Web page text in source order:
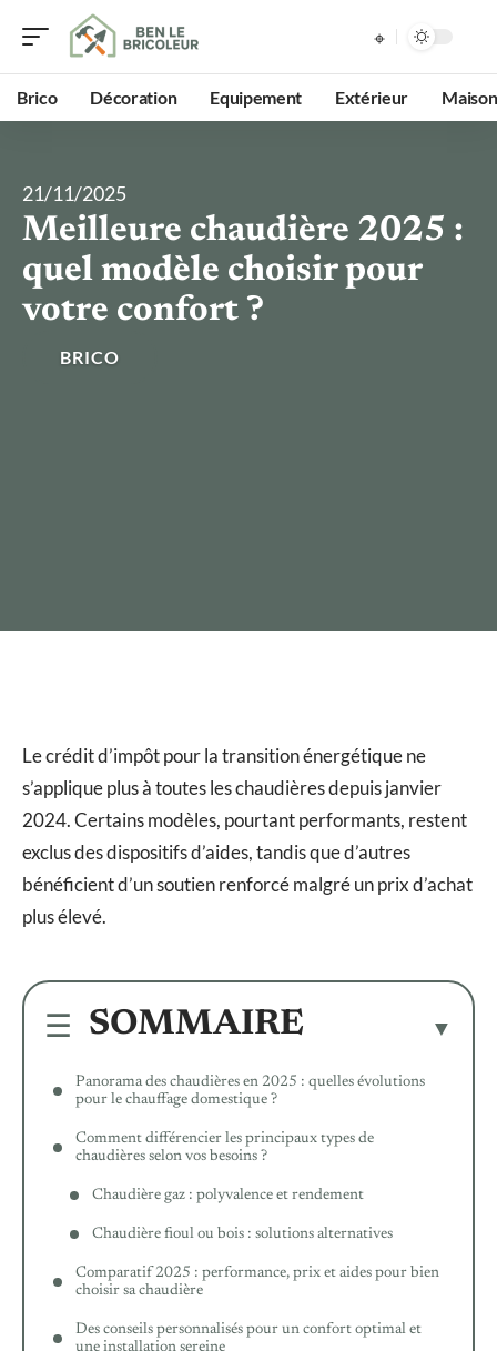
Brico Décoration Equipement Extérieur Maison
21/11/2025
Meilleure chaudière 2025 :
quel modèle choisir pour
votre confort ?
BRICO
Le crédit d’impôt pour la transition énergétique ne
s’applique plus à toutes les chaudières depuis janvier
2024. Certains modèles, pourtant performants, restent
exclus des dispositifs d’aides, tandis que d’autres
bénéficient d’un soutien renforcé malgré un prix d’achat
plus élevé.
SOMMAIRE
Panorama des chaudières en 2025 : quelles évolutions
pour le chauffage domestique ?
Comment différencier les principaux types de
chaudières selon vos besoins ?
Chaudière gaz : polyvalence et rendement
Chaudière fioul ou bois : solutions alternatives
Comparatif 2025 : performance, prix et aides pour bien
choisir sa chaudière
Des conseils personnalisés pour un confort optimal et
une installation sereine